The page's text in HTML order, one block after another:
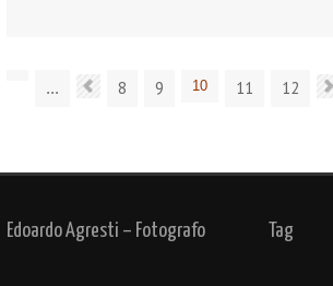
... 8 9 10 11 12
Edoardo Agresti – Fotografo Tag